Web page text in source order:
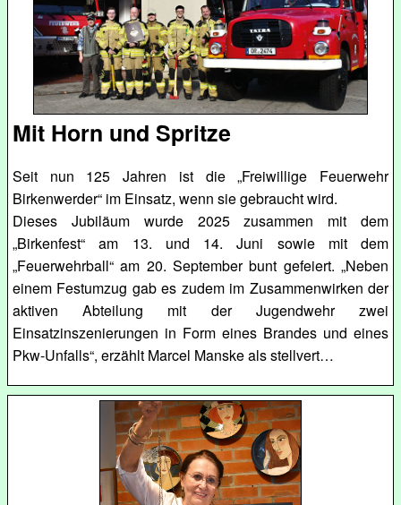
Mit Horn und Spritze
Seit nun 125 Jahren ist die „Freiwillige Feuerwehr
Birkenwerder“ im Einsatz, wenn sie gebraucht wird.
Dieses Jubiläum wurde 2025 zusammen mit dem
„Birkenfest“ am 13. und 14. Juni sowie mit dem
„Feuerwehrball“ am 20. September bunt gefeiert. „Neben
einem Festumzug gab es zudem im Zusammenwirken der
aktiven Abteilung mit der Jugendwehr zwei
Einsatzinszenierungen in Form eines Brandes und eines
Pkw-Unfalls“, erzählt Marcel Manske als stellvert…